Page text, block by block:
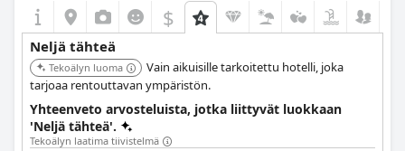
$
Neljä tähteä
Tekoälyn luoma
Vain aikuisille tarkoitettu hotelli, joka
tarjoaa rentouttavan ympäristön.
Yhteenveto arvosteluista, jotka liittyvät luokkaan
'Neljä tähteä'.
Tekoälyn laatima tiivistelmä